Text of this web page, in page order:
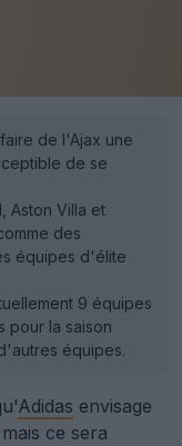
de l'Ajax une
de se
Aston Villa et
des
équipes d'élite
9 équipes
pour la saison
équipes.
Adidas envisage
ce sera